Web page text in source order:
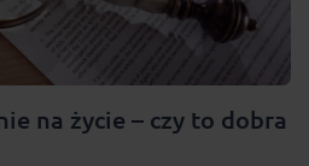
na życie – czy to dobra